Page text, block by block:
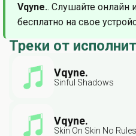
Vqyne.. Слушайте онлайн
бесплатно на свое
Треки от
Vqyne.
Sinful Shadows
Vqyne.
Skin On Skin No Rules